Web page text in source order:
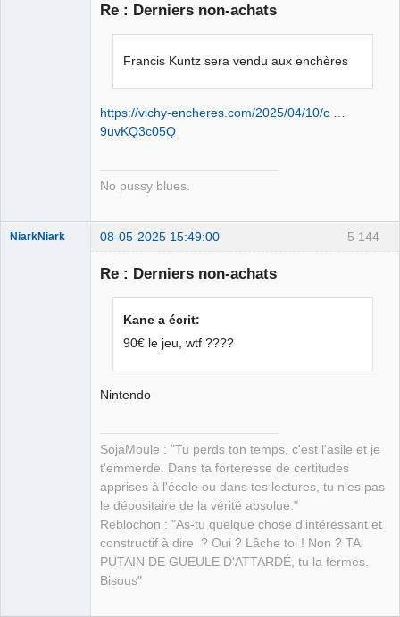
Re : Derniers non-achats
Francis Kuntz sera vendu aux enchères
https://vichy-encheres.com/2025/04/10/c …
9uvKQ3c05Q
No pussy blues.
5 144
NiarkNiark 08-05-2025 15:49:00
Re : Derniers non-achats
Kane a écrit:
90€ le jeu, wtf ????
Nintendo
SojaMoule : "Tu perds ton temps, c'est l'asile et je
t'emmerde. Dans ta forteresse de certitudes
apprises à l'école ou dans tes lectures, tu n'es pas
le dépositaire de la vérité absolue."
Reblochon : "As-tu quelque chose d'intéressant et
constructif à dire ? Oui ? Lâche toi ! Non ? TA
PUTAIN DE GUEULE D'ATTARDÉ, tu la fermes.
Bisous"